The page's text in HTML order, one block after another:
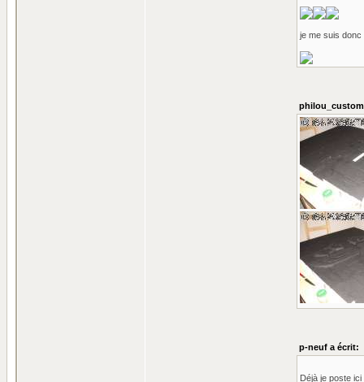
je me suis
p-neuf a écrit:
Déjà je poste